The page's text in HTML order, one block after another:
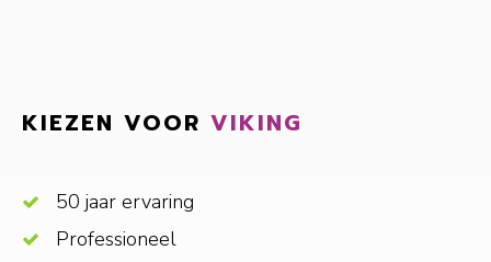
KIEZEN VOOR VIKING
50 jaar ervaring
Professioneel